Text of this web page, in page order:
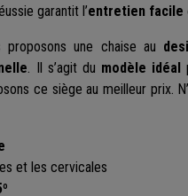
garantit l’entretien facile
une chaise au
. Il s’agit du modèle idéal
ce siège au meilleur prix.
et les cervicales